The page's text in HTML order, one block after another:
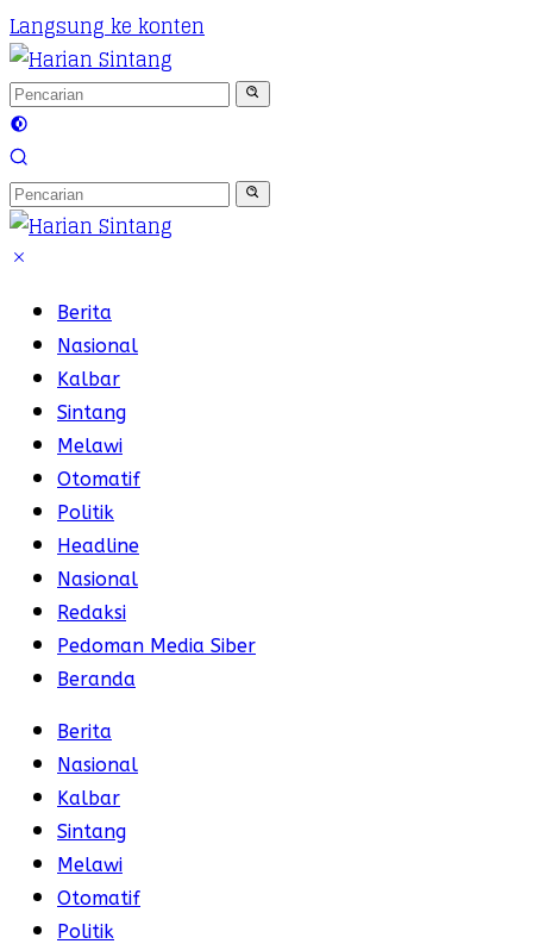
Langsung ke konten
Berita
Nasional
Kalbar
Sintang
Melawi
Otomatif
Politik
Headline
Nasional
Redaksi
Pedoman Media Siber
Beranda
Berita
Nasional
Kalbar
Sintang
Melawi
Otomatif
Politik